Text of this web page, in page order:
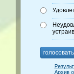
голосовать
Архив